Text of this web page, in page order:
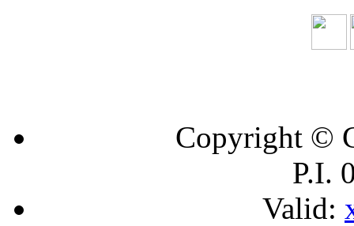
Copyright ©
P.I.
Valid: